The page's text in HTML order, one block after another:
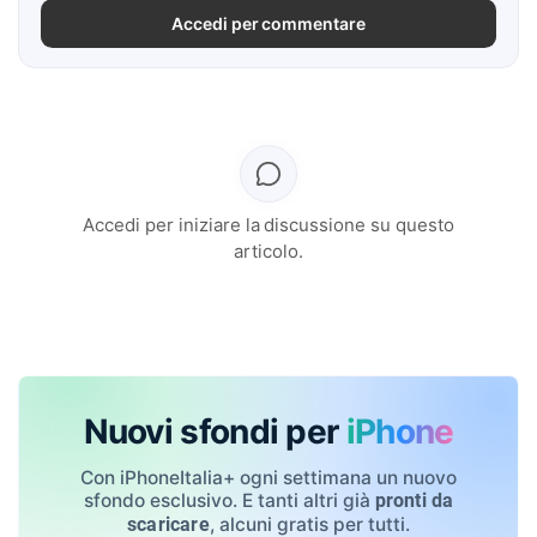
Accedi per commentare
Accedi per iniziare la discussione su questo
articolo.
Nuovi sfondi per iPhone
Con iPhoneItalia+ ogni settimana un nuovo
sfondo esclusivo. E tanti altri già pronti da
scaricare, alcuni gratis per tutti.